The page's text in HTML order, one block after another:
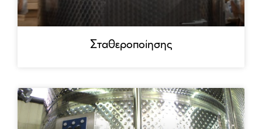
Σταθεροποίησης